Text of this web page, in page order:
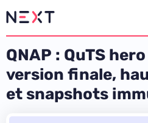
QNAP : QuTS
version finale,
et snapshots